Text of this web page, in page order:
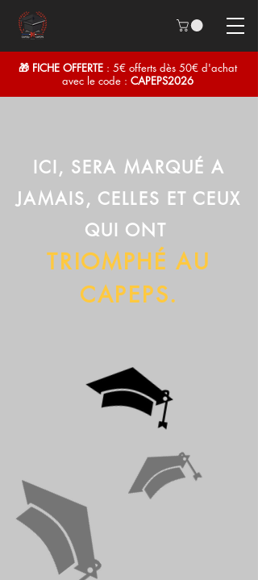
🎁 FICHE OFFERTE: 5€ offerts dès 50€ d'achat
avec le code : CAPEPS2026
ICI, SERA MARQUÉ A
JAMAIS, CELLES ET CEUX
QUI ONT
TRIOMPHÉ AU
CAPEPS.